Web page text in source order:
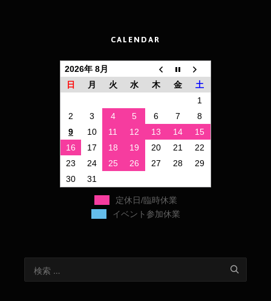
CALENDAR
2026年 8月
日
月 火 水 木 金
土
1
2
3 4 5 6 7
8
9
10 11 12 13 14
15
16
17 18 19 20 21
22
23
24 25 26 27 28
29
30
31
定休日/臨時休業
イベント参加休業